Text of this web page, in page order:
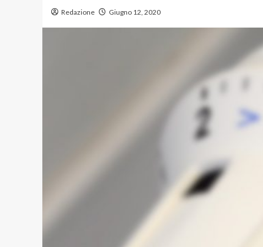
Redazione Giugno 12, 2020